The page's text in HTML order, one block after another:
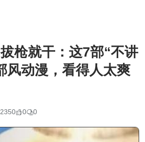
枪就干：这7部“不讲
风动漫，看得人太爽
2350 0 0